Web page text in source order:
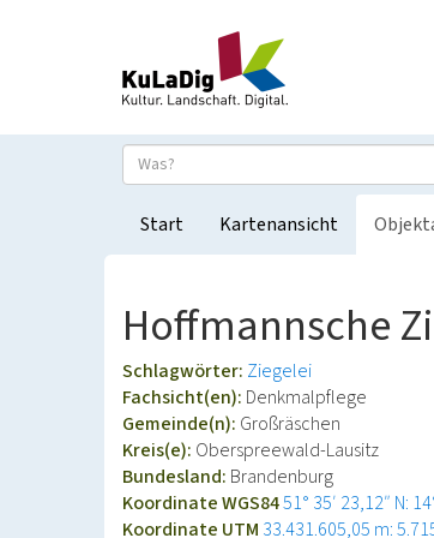
Start Kartenansicht
Hoffmannsche
Schlagwörter: Ziegelei
Fachsicht(en): Denkmalpflege
Gemeinde(n): Großräschen
Kreis(e): Oberspreewald-Lausitz
Bundesland: Brandenburg
Koordinate WGS8451° 35′ 23,12″ N:
Koordinate UTM 33.431.605,05 m: